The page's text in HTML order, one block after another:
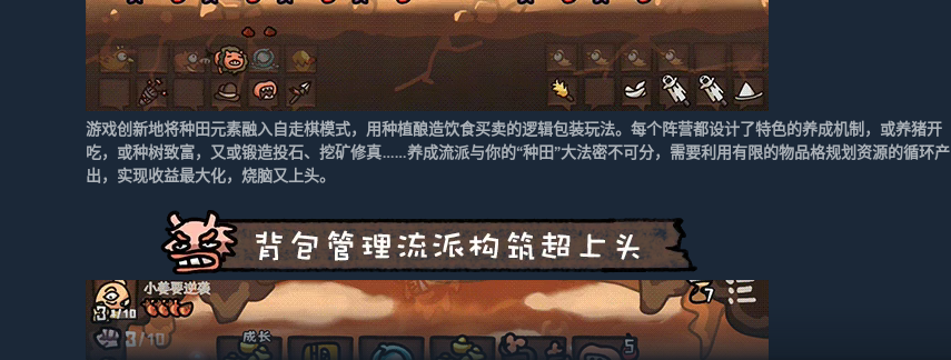
游戏创新地将种田元素融入自走棋模式，用种植酿造饮食买卖的逻辑包装玩法。每个阵营都设计了特色的养成机制，或养猪开
吃，或种树致富，又或锻造投石、挖矿修真……养成流派与你的“种田”大法密不可分，需要利用有限的物品格规划资源的循环产
出，实现收益最大化，烧脑又上头。